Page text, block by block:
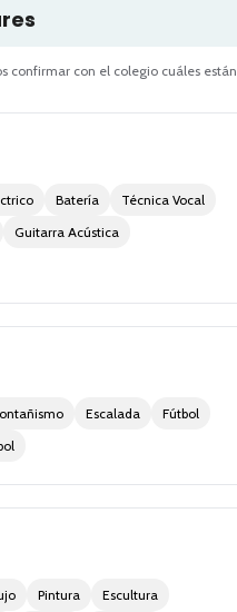
confirmar con el colegio cuáles están
Batería
Técnica Vocal
Guitarra Acústica
Escalada
Fútbol
Pintura
Escultura